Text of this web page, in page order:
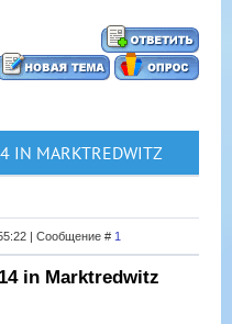
IN MARKTREDWITZ
| Сообщение # 1
in Marktredwitz